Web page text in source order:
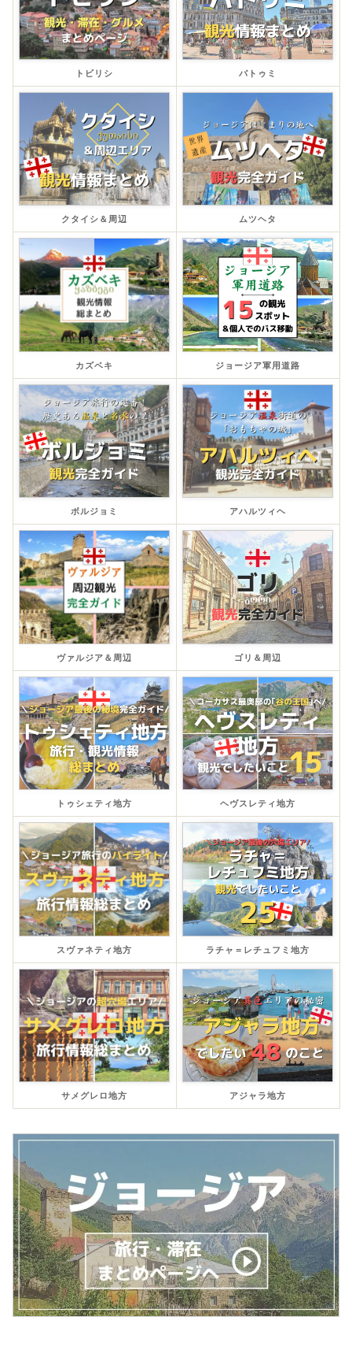
トビリシ バトゥミ
クタイシ＆周辺 ムツヘタ
カズベキ ジョージア軍用道路
ボルジョミ アハルツィヘ
ヴァルジア＆周辺 ゴリ＆周辺
トゥシェティ地方 ヘヴスレティ地方
スヴァネティ地方 ラチャ＝レチュフミ地方
サメグレロ地方 アジャラ地方